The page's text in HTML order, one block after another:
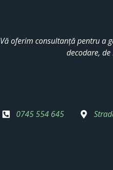
Vă oferim consultanță pentru a
decodare,
0745 554 645